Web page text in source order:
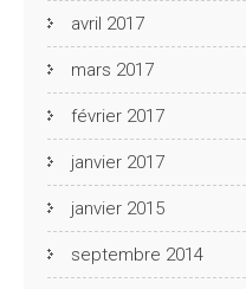
avril 2017
mars 2017
février 2017
janvier 2017
janvier 2015
septembre 2014